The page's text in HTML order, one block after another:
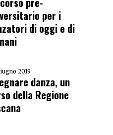
per i
di oggi e di
2019
danza, un
della Regione